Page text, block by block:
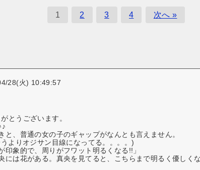
1 2 3 4 次へ »
28(火) 10:49:57
とうございます。
と、普通の女の子のギャップがなんとも言えません。
よりオジサン目線になってる。。。。)
印象的で、周りがフワット明るくなる!!」
には花がある。真央を見てると、こちらまで明るく優しく